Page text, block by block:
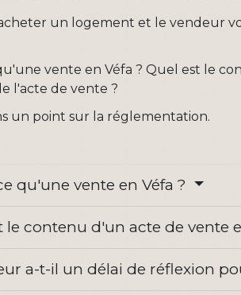
un logement et le vendeur
vente en Véfa ? Quel est le
l'acte de vente ?
un point sur la réglementation.
qu'une vente en Véfa ?
le contenu d'un acte de vente
a-t-il un délai de réflexion